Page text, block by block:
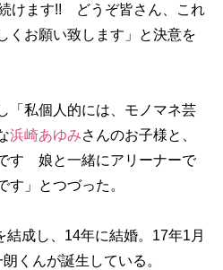
けます!! どうぞ皆さん、これ
くお願い致します」と決意を
私個人的には、モノマネ芸
浜崎あゆみさんのお子様と、
す 娘と一緒にアリーナーで
す」とつづった。
成し、14年に結婚。17年1月
くんが誕生している。